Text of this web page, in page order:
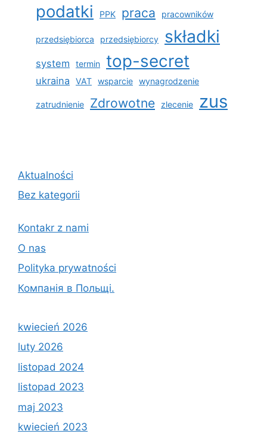
podatki PPK praca pracowników
przedsiębiorca przedsiębiorcy składki
system termin top-secret
ukraina VAT wsparcie wynagrodzenie
zatrudnienie Zdrowotne zlecenie zus
Aktualności
Bez kategorii
Kontakr z nami
O nas
Polityka prywatności
Компанія в Польщі.
kwiecień 2026
luty 2026
listopad 2024
listopad 2023
maj 2023
kwiecień 2023